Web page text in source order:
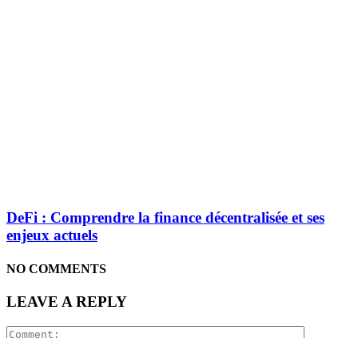
DeFi : Comprendre la finance décentralisée et ses
enjeux actuels
NO COMMENTS
LEAVE A REPLY